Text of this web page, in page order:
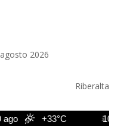
2026
Riberalta
+33°C 10 ago